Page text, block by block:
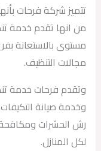
تتميز شركة فرحات
من انها تقدم خدمة
مستوى بالاستعانة
مجالات التنظيف.
وتقدم فرحات خدمة
وخدمة صيانة
رش الحشرات ومكافحة
لكل المنازل.